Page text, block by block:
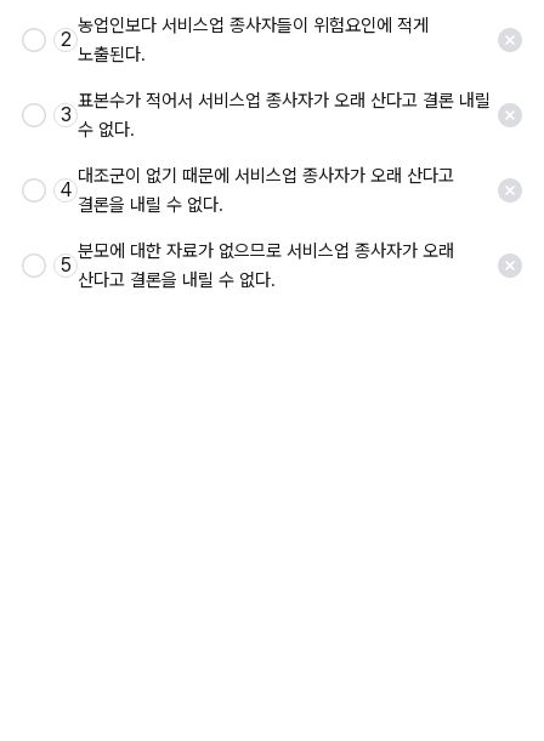
2
농업인보다 서비스업 종사자들이 위험요인에 적게
노출된다.
3
표본수가 적어서 서비스업 종사자가 오래 산다고 결론 내릴
수 없다.
4
대조군이 없기 때문에 서비스업 종사자가 오래 산다고
결론을 내릴 수 없다.
5
분모에 대한 자료가 없으므로 서비스업 종사자가 오래
산다고 결론을 내릴 수 없다.